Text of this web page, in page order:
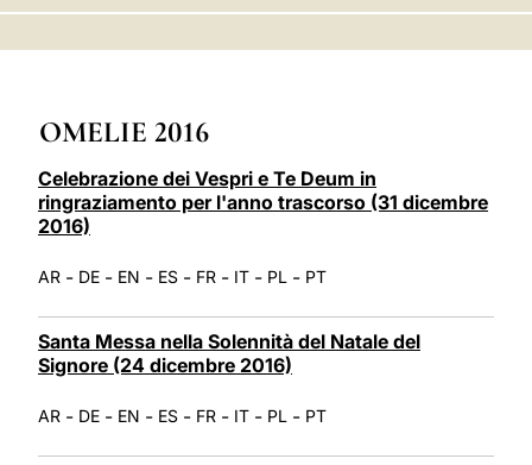
OMELIE 2016
Celebrazione dei Vespri e Te Deum in
ringraziamento per l'anno trascorso (31 dicembre
2016)
AR - DE - EN - ES - FR - IT - PL - PT
Santa Messa nella Solennità del Natale del
Signore (24 dicembre 2016)
AR - DE - EN - ES - FR - IT - PL - PT